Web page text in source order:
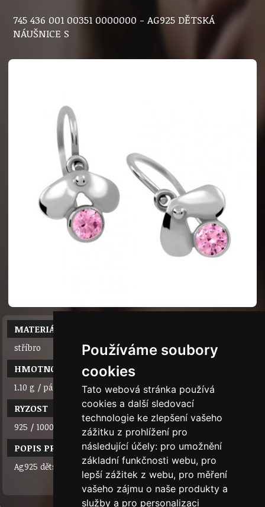
Používáme soubory
cookies
Tato webová stránka používá
cookies a další sledovací
technologie ke zlepšení vašeho
zážitku z prohlížení pro
následující účely: pro umožnění
základní funkčnosti webu, pro
lepší zážitek z webu, pro měření
vašeho zájmu o naše produkty a
služby a pro personalizaci
745 436 001 00351 0000000 - AG925 DĚTSKÁ
NÁUŠNICE S
MATERIÁL
stříbro
HMOTNOST
1.10 g / pár
RYZOST
925 / 1000
POPIS PRODUKTU
Ag925 dětská náušnice s 1 kam.